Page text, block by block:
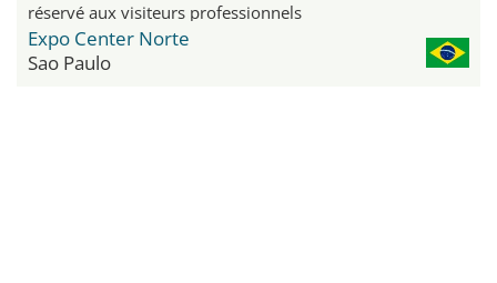
réservé aux visiteurs professionnels
Expo Center Norte
Sao Paulo